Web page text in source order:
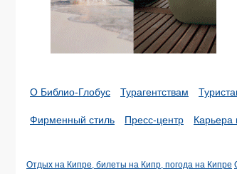
О Библио-Глобус Турагентствам
Фирменный стиль Пресс-центр Карьера
Отдых на Кипре, билеты на Кипр, погода на Кипре